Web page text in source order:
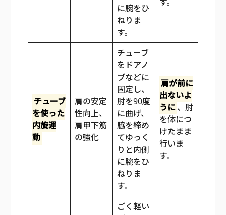
に腕をひ
ねりま
す。
チューブ
を使った
内旋運
動
肩の安定
性向上、
肩甲下筋
の強化
チューブ
をドアノ
ブなどに
固定し、
肘を90度
に曲げ、
脇を締め
てゆっく
りと内側
に腕をひ
ねりま
す。
肩が前に
出ないよ
うに、肘
を体につ
けたまま
行いま
す。
ごく軽い